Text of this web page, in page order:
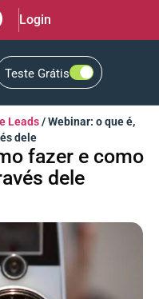
Login
Teste Grátis
Leads/Webinar: o que é,
dele
fazer e como
dele